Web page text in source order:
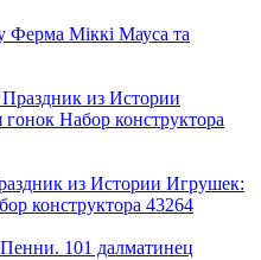
Ферма Міккі Мауса та
из Истории Игрушек:
конструктора 43264